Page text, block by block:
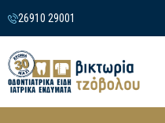
26910 29001